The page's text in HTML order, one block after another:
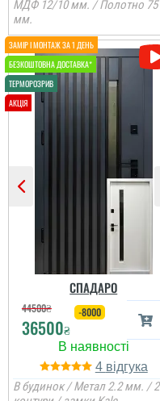
МДФ 12/10 мм. / Полотно 75
мм.
СПАДАРО
44500₴
36500₴
-8000
4
В будинок / Метал 2.2 мм. / 2